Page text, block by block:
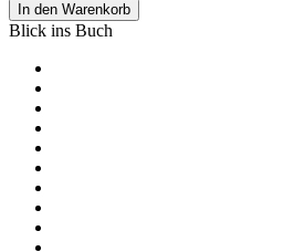
In den Warenkorb
Blick ins Buch